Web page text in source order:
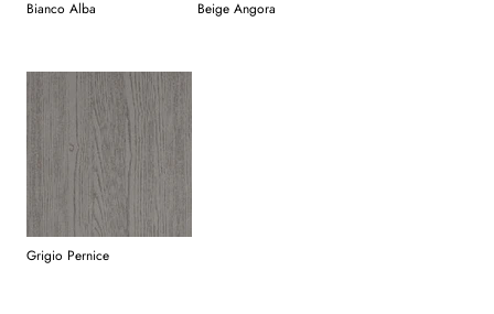
Bianco Alba Beige Angora
Grigio Pernice